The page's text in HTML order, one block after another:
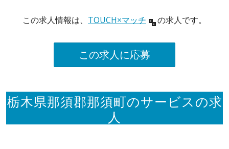
この求人情報は、 TOUCH×マッチ の求人です。
この求人に応募
栃木県那須郡那須町のサービスの求
人